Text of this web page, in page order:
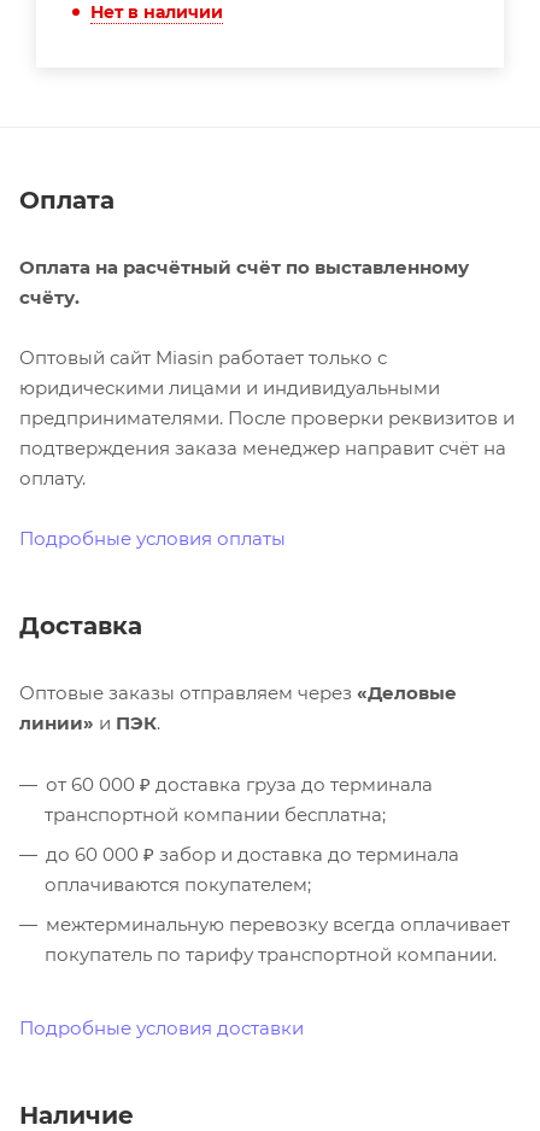
Нет в наличии
Оплата
Оплата на расчётный счёт по выставленному
счёту.
Оптовый сайт Miasin работает только с
юридическими лицами и индивидуальными
предпринимателями. После проверки реквизитов и
подтверждения заказа менеджер направит счёт на
оплату.
Подробные условия оплаты
Доставка
Оптовые заказы отправляем через «Деловые
линии» и ПЭК.
от 60 000 ₽ доставка груза до терминала
транспортной компании бесплатна;
до 60 000 ₽ забор и доставка до терминала
оплачиваются покупателем;
межтерминальную перевозку всегда оплачивает
покупатель по тарифу транспортной компании.
Подробные условия доставки
Наличие